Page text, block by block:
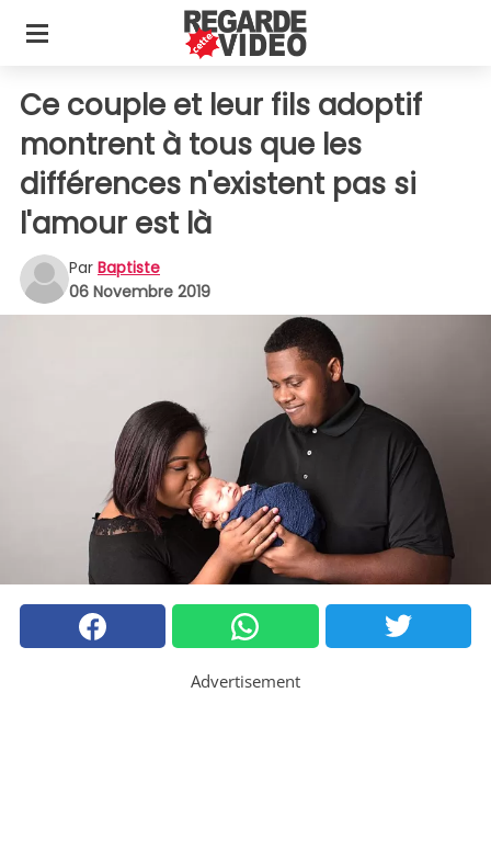
Ce couple et leur fils adoptif
montrent à tous que les
différences n'existent pas si
l'amour est là
Par Baptiste
06 Novembre 2019
Advertisement